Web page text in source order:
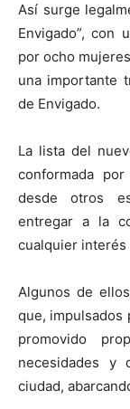
Así surge
Envigado”, con
por ocho
una importante
de Envigado.
La lista del
conformada
desde otros
entregar a la
cualquier interés
Algunos de
que, impulsados
promovido
necesidades y
ciudad,